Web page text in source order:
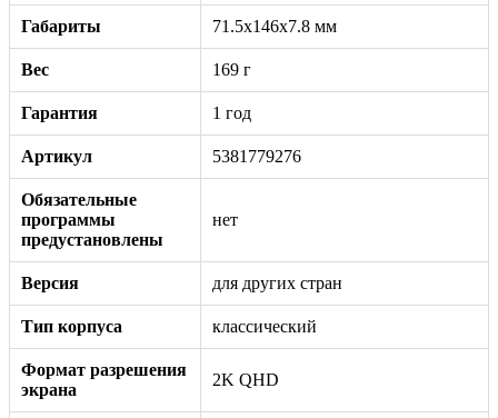
Габариты 71.5x146x7.8 мм
Вес 169 г
Гарантия 1 год
Артикул 5381779276
Обязательные
программы
предустановлены
нет
Версия для других стран
Тип корпуса классический
Формат разрешения
экрана
2K QHD